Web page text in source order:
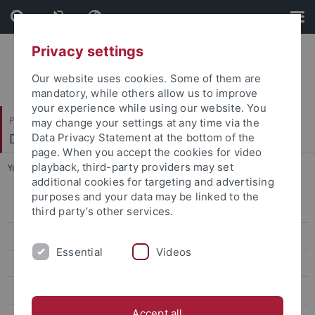
Skip
to
content
Skip
to
footer
Philosophische Fakultät
Deutsches Seminar
You are here: Startseite ... Berufsfelder
M.A. Germanistische Linguistik
Linguistik in Tübingen
Privacy settings
Our website uses cookies. Some of them are
mandatory, while others allow us to improve
your experience while using our website. You
may change your settings at any time via the
Data Privacy Statement at the bottom of the
page. When you accept the cookies for video
playback, third-party providers may set
additional cookies for targeting and advertising
purposes and your data may be linked to the
third party’s other services.
Essential Videos